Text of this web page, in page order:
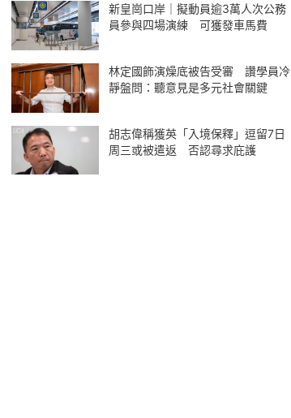
新皇崗口岸｜擬動員逾3萬人次公務
員參與四場演練 可獲發車馬費
林定國飾演燥底被告受審 讚學員冷
靜盤問：聽意見是多元社會關鍵
胡志偉稱獲英「入境保釋」逗留7日
周三或被遣返 否認尋求庇護